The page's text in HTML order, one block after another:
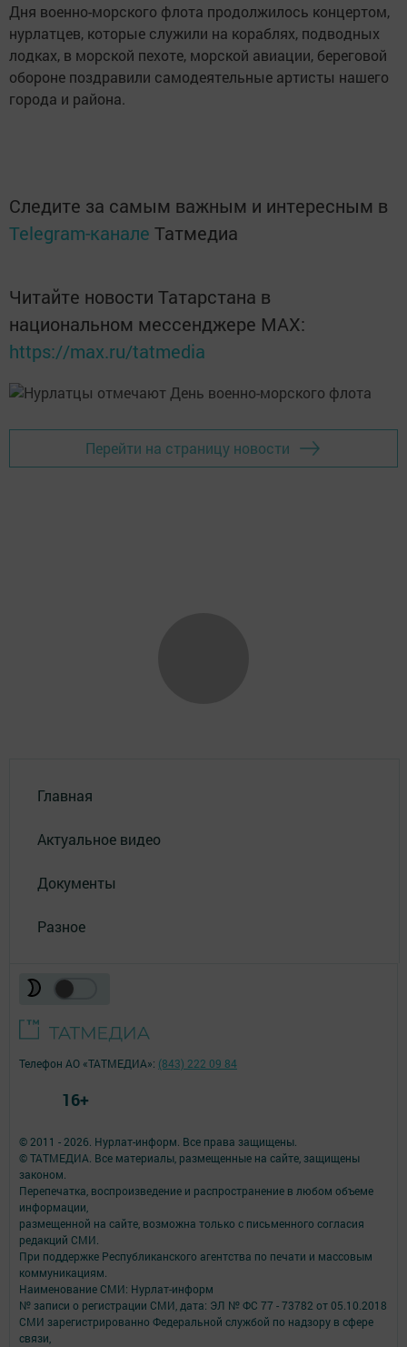
Дня военно-морского флота продолжилось концертом,
нурлатцев, которые служили на кораблях, подводных
лодках, в морской пехоте, морской авиации, береговой
обороне поздравили самодеятельные артисты нашего
города и района.
Следите за самым важным и интересным в
Telegram-канале Татмедиа
Читайте новости Татарстана в
национальном мессенджере MАХ:
https://max.ru/tatmedia
Перейти на страницу новости
Главная
Актуальное видео
Документы
Разное
© 2011 - 2026. Нурлат-⁠информ. Все права защищены.
© ТАТМЕДИА. Все материалы, размещенные на сайте, защищены
законом.
Перепечатка, воспроизведение и распространение в любом объеме
информации,
размещенной на сайте, возможна только с письменного согласия
редакций СМИ.
При поддержке Республиканского агентства по печати и массовым
коммуникациям.
Наименование СМИ: Нурлат-⁠информ
№ записи о регистрации СМИ, дата: ЭЛ № ФС 77 -⁠ 73782 от 05.10.2018
СМИ зарегистрированно Федеральной службой по надзору в сфере
связи,
Телефон АО «ТАТМЕДИА»: (843) 222 09 84
16+